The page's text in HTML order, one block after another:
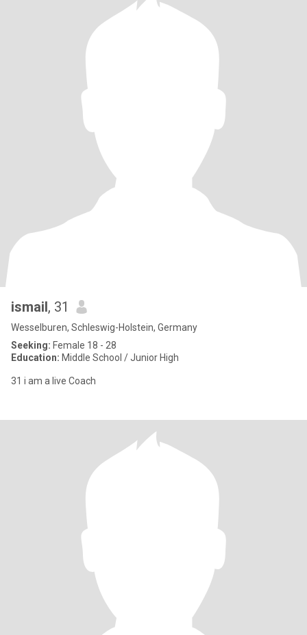
ismail, 31
Wesselburen, Schleswig-Holstein, Germany
Seeking: Female 18 - 28
Education: Middle School / Junior High
31 i am a live Coach